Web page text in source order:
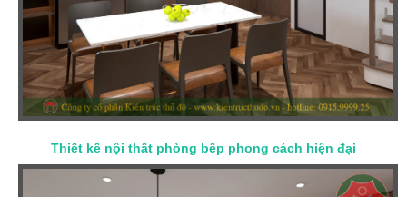
Thiết kế nội thất phòng bếp phong cách hiện đại